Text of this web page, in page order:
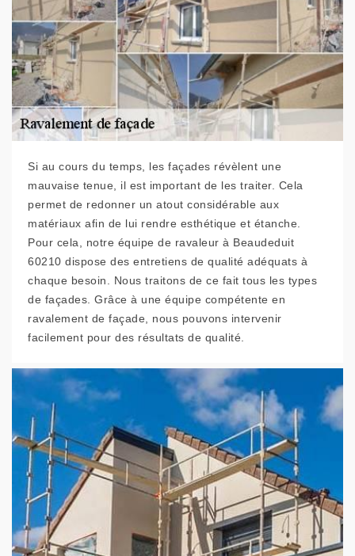
Si au cours du temps, les façades révèlent une
mauvaise tenue, il est important de les traiter. Cela
permet de redonner un atout considérable aux
matériaux afin de lui rendre esthétique et étanche.
Pour cela, notre équipe de ravaleur à Beaudeduit
60210 dispose des entretiens de qualité adéquats à
chaque besoin. Nous traitons de ce fait tous les types
de façades. Grâce à une équipe compétente en
ravalement de façade, nous pouvons intervenir
facilement pour des résultats de qualité.